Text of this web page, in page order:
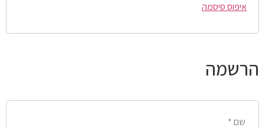
איפוס סיסמה
הרשמה
שם *